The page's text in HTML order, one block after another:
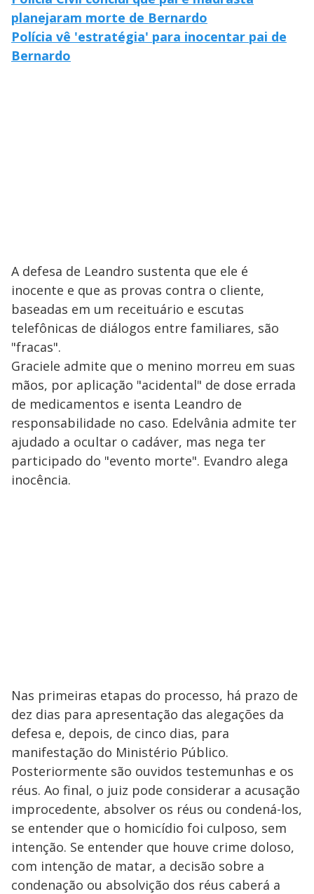
planejaram morte de Bernardo
Polícia vê 'estratégia' para inocentar pai de
Bernardo
A defesa de Leandro sustenta que ele é
inocente e que as provas contra o cliente,
baseadas em um receituário e escutas
telefônicas de diálogos entre familiares, são
"fracas".
Graciele admite que o menino morreu em suas
mãos, por aplicação "acidental" de dose errada
de medicamentos e isenta Leandro de
responsabilidade no caso. Edelvânia admite ter
ajudado a ocultar o cadáver, mas nega ter
participado do "evento morte". Evandro alega
inocência.
Nas primeiras etapas do processo, há prazo de
dez dias para apresentação das alegações da
defesa e, depois, de cinco dias, para
manifestação do Ministério Público.
Posteriormente são ouvidos testemunhas e os
réus. Ao final, o juiz pode considerar a acusação
improcedente, absolver os réus ou condená-los,
se entender que o homicídio foi culposo, sem
intenção. Se entender que houve crime doloso,
com intenção de matar, a decisão sobre a
condenação ou absolvição dos réus caberá a